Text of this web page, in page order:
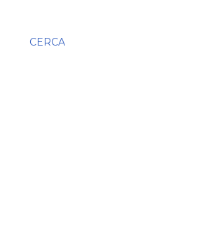
CERCA